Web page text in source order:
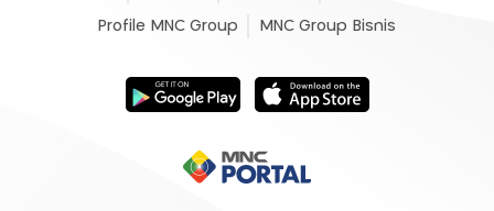
Profile MNC Group MNC Group Bisnis